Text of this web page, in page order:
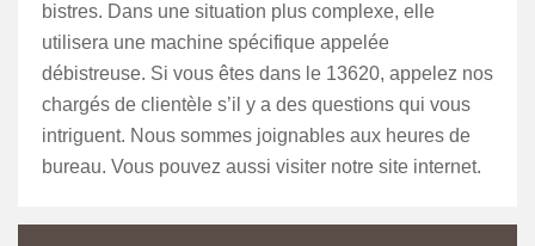
bistres. Dans une situation plus complexe, elle
utilisera une machine spécifique appelée
débistreuse. Si vous êtes dans le 13620, appelez nos
chargés de clientèle s’il y a des questions qui vous
intriguent. Nous sommes joignables aux heures de
bureau. Vous pouvez aussi visiter notre site internet.